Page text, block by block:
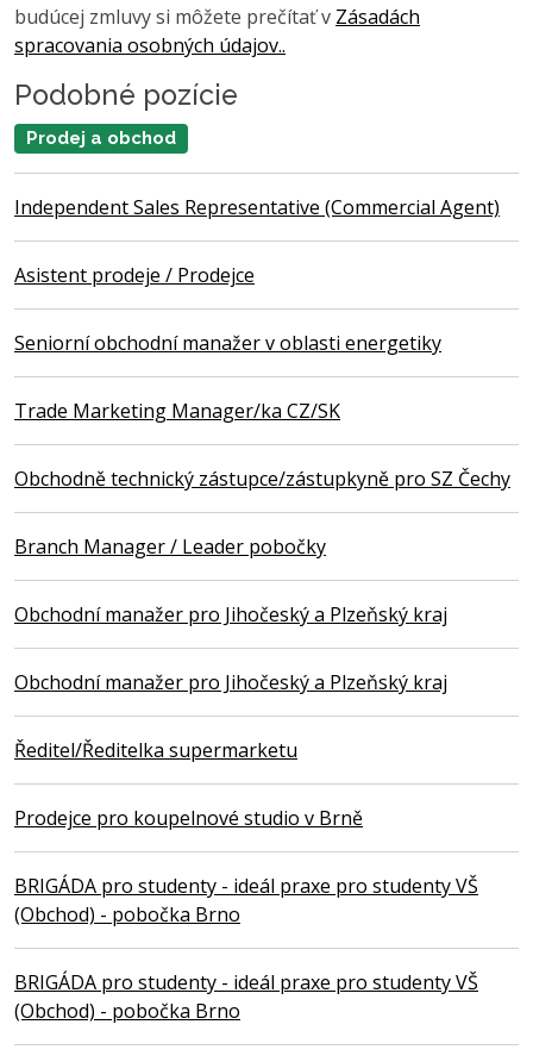
budúcej zmluvy si môžete prečítať v Zásadách
spracovania osobných údajov..
Podobné pozície
Prodej a obchod
Independent Sales Representative (Commercial Agent)
Asistent prodeje / Prodejce
Seniorní obchodní manažer v oblasti energetiky
Trade Marketing Manager/ka CZ/SK
Obchodně technický zástupce/zástupkyně pro SZ Čechy
Branch Manager / Leader pobočky
Obchodní manažer pro Jihočeský a Plzeňský kraj
Obchodní manažer pro Jihočeský a Plzeňský kraj
Ředitel/Ředitelka supermarketu
Prodejce pro koupelnové studio v Brně
BRIGÁDA pro studenty - ideál praxe pro studenty VŠ
(Obchod) - pobočka Brno
BRIGÁDA pro studenty - ideál praxe pro studenty VŠ
(Obchod) - pobočka Brno